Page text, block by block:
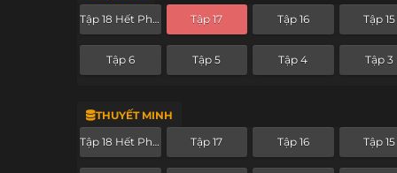
Tập 18 Hết Phần Tập 17 Tập 16 Tập 15
Tập 6 Tập 5 Tập 4 Tập 3
THUYẾT MINH
Tập 18 Hết Phần Tập 17 Tập 16 Tập 15